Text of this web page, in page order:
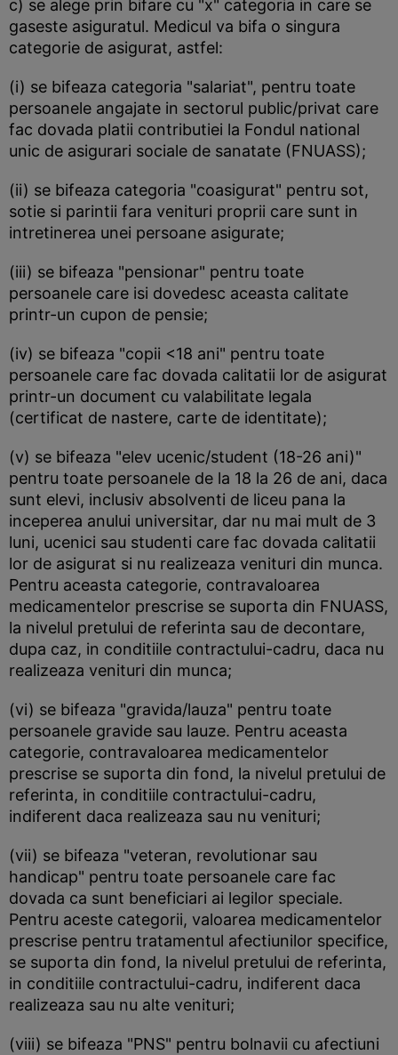
c) se alege prin bifare cu "x" categoria in care se
gaseste asiguratul. Medicul va bifa o singura
categorie de asigurat, astfel:
(i) se bifeaza categoria "salariat", pentru toate
persoanele angajate in sectorul public/privat care
fac dovada platii contributiei la Fondul national
unic de asigurari sociale de sanatate (FNUASS);
(ii) se bifeaza categoria "coasigurat" pentru sot,
sotie si parintii fara venituri proprii care sunt in
intretinerea unei persoane asigurate;
(iii) se bifeaza "pensionar" pentru toate
persoanele care isi dovedesc aceasta calitate
printr-un cupon de pensie;
(iv) se bifeaza "copii <18 ani" pentru toate
persoanele care fac dovada calitatii lor de asigurat
printr-un document cu valabilitate legala
(certificat de nastere, carte de identitate);
(v) se bifeaza "elev ucenic/student (18-26 ani)"
pentru toate persoanele de la 18 la 26 de ani, daca
sunt elevi, inclusiv absolventi de liceu pana la
inceperea anului universitar, dar nu mai mult de 3
luni, ucenici sau studenti care fac dovada calitatii
lor de asigurat si nu realizeaza venituri din munca.
Pentru aceasta categorie, contravaloarea
medicamentelor prescrise se suporta din FNUASS,
la nivelul pretului de referinta sau de decontare,
dupa caz, in conditiile contractului-cadru, daca nu
realizeaza venituri din munca;
(vi) se bifeaza "gravida/lauza" pentru toate
persoanele gravide sau lauze. Pentru aceasta
categorie, contravaloarea medicamentelor
prescrise se suporta din fond, la nivelul pretului de
referinta, in conditiile contractului-cadru,
indiferent daca realizeaza sau nu venituri;
(vii) se bifeaza "veteran, revolutionar sau
handicap" pentru toate persoanele care fac
dovada ca sunt beneficiari ai legilor speciale.
Pentru aceste categorii, valoarea medicamentelor
prescrise pentru tratamentul afectiunilor specifice,
se suporta din fond, la nivelul pretului de referinta,
in conditiile contractului-cadru, indiferent daca
realizeaza sau nu alte venituri;
(viii) se bifeaza "PNS" pentru bolnavii cu afectiuni